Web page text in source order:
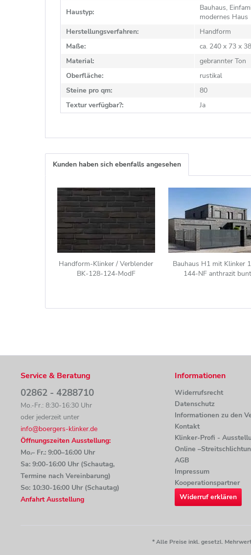
Haustyp:
Bauhaus,
modernes Haus
Herstellungsverfahren:
Handform
Maße:
ca. 240 x 73 x
Material:
gebrannter Ton
Oberfläche:
rustikal
Steine pro qm:
80
Textur verfügbar?:
Ja
Kunden haben sich ebenfalls angesehen
Handform-Klinker / Verblender
BK-128-124-ModF
Bauhaus H1 mit Klinker
144-NF anthrazit bunt
Service & Beratung
02862 - 4288710
Mo.-Fr.: 8:30-16:30 Uhr
oder jederzeit unter
info@boergers-klinker.de
Öffnungszeiten Ausstellung:
Mo.– Fr.: 9:00–16:00 Uhr
Sa: 9:00-16:00 Uhr (Schautag,
Termine nach Vereinbarung)
So: 10:30-16:00 Uhr (Schautag)
Anfahrt Ausstellung
Informationen
Widerrufsrecht
Datenschutz
Informationen zu den
Kontakt
Klinker-Profi -
Online
AGB
Impressum
Kooperationspartner
Widerruf erklären
* Alle Preise inkl. gesetzl.